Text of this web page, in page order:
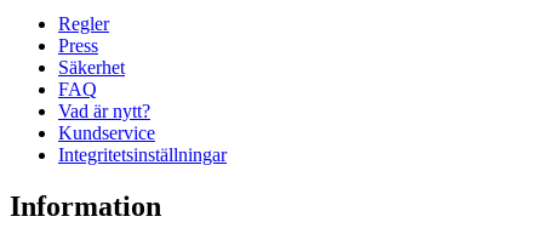
Regler
Press
Säkerhet
FAQ
Vad är nytt?
Kundservice
Integritetsinställningar
Information